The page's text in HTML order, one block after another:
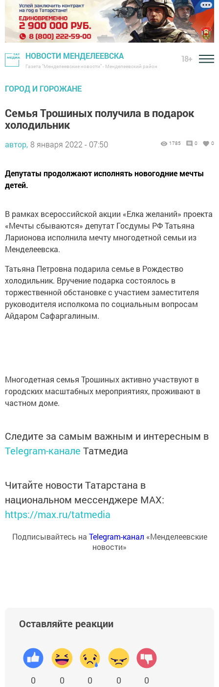
НОВОСТИ МЕНДЕЛЕЕВСКА
Газета "Менделеевские новости" - Менделеевский район
18+
ГОРОД И ГОРОЖАНЕ
Семья Трошиных получила в подарок
холодильник
автор, 8 января 2022 - 07:50 1785 0 0
Депутаты продолжают исполнять новогодние мечты
детей.
В рамках всероссийской акции «Елка желаний» проекта
«Мечты сбываются» депутат Госдумы РФ Татьяна
Ларионова исполнила мечту многодетной семьи из
Менделеевска.
Татьяна Петровна подарила семье в Рождество
холодильник. Вручение подарка состоялось в
торжественной обстановке с участием заместителя
руководителя исполкома по социальным вопросам
Айдаром Сафаргалиным.
Многодетная семья Трошиных активно участвуют в
городских масштабных мероприятиях, проживают в
частном доме.
Следите за самым важным и интересным в
Telegram-канале Татмедиа
Читайте новости Татарстана в
национальном мессенджере MАХ:
https://max.ru/tatmedia
Подписывайтесь на Telegram-канал «Менделеевские
новости»
Оставляйте реакции
0 0 0 0 0